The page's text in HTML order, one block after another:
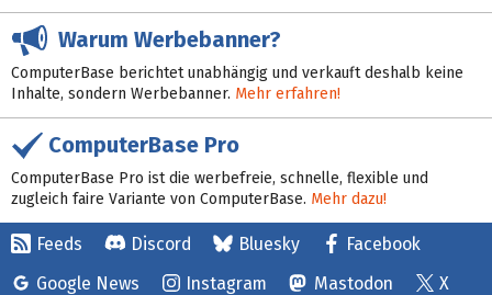
Warum Werbebanner?
ComputerBase berichtet unabhängig und verkauft deshalb keine
Inhalte, sondern Werbebanner. Mehr erfahren!
ComputerBase Pro
ComputerBase Pro ist die werbefreie, schnelle, flexible und
zugleich faire Variante von ComputerBase. Mehr dazu!
Feeds Discord Bluesky
Facebook
Google News
Instagram Mastodon X